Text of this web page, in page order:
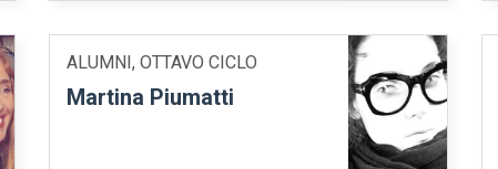
ALUMNI, OTTAVO CICLO
Martina Piumatti